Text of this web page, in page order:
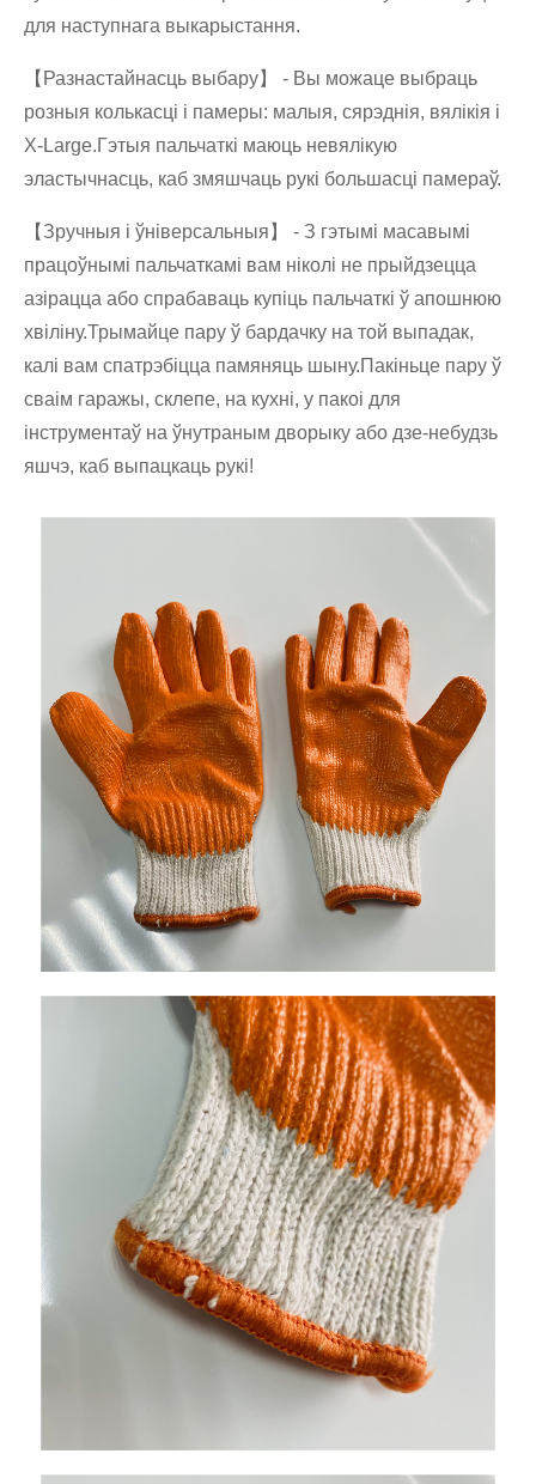
для наступнага выкарыстання.
【Разнастайнасць выбару】 - Вы можаце выбраць
розныя колькасці і памеры: малыя, сярэднія, вялікія і
X-Large.Гэтыя пальчаткі маюць невялікую
эластычнасць, каб змяшчаць рукі большасці памераў.
【Зручныя і ўніверсальныя】 - З гэтымі масавымі
працоўнымі пальчаткамі вам ніколі не прыйдзецца
азірацца або спрабаваць купіць пальчаткі ў апошнюю
хвіліну.Трымайце пару ў бардачку на той выпадак,
калі вам спатрэбіцца памяняць шыну.Пакіньце пару ў
сваім гаражы, склепе, на кухні, у пакоі для
інструментаў на ўнутраным дворыку або дзе-небудзь
яшчэ, каб выпацкаць рукі!